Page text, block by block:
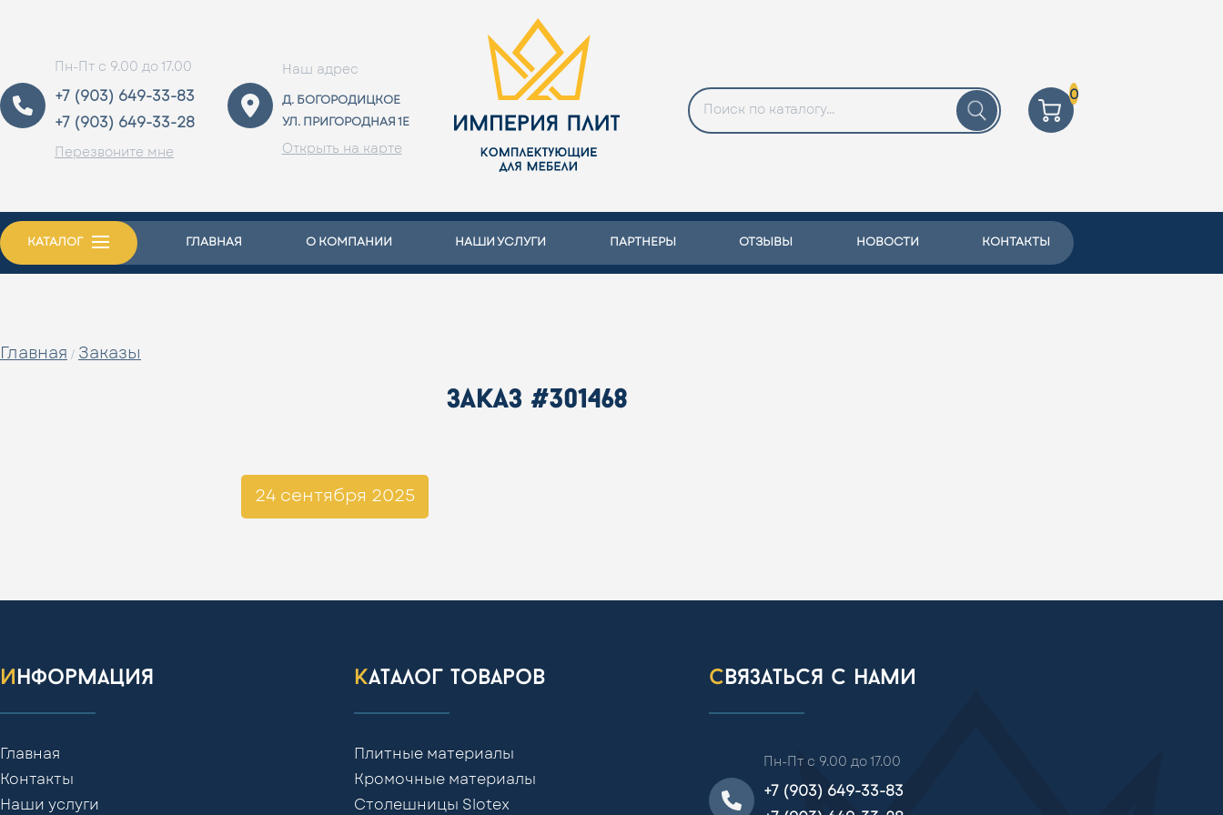
Пн-Пт с 9.00 до 17.00
+7 (903) 649-33-83
+7 (903) 649-33-28
Перезвоните мне
Наш адрес
Д. БОГОРОДИЦКОЕ
УЛ. ПРИГОРОДНАЯ 1Е
Открыть на карте
0
КАТАЛОГ ГЛАВНАЯ О КОМПАНИИ НАШИ УСЛУГИ ПАРТНЕРЫ ОТЗЫВЫ НОВОСТИ КОНТАКТЫ
Главная / Заказы
заказ #301468
24 сентября 2025
информация
Главная
Контакты
Наши услуги
каталог товаров
Плитные материалы
Кромочные материалы
Столешницы Slotex
связаться с нами
Пн-Пт с 9.00 до 17.00
+7 (903) 649-33-83